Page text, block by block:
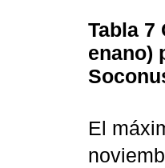
Tabla 7
enano)
El